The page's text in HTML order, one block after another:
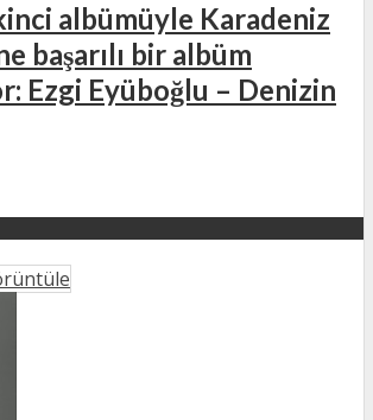
albümüyle Karadeniz
başarılı bir albüm
Ezgi Eyüboğlu – Denizin